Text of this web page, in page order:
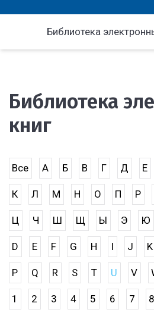
Библиотека
Библиотека
книг
Все А Б В Г Д Е
К Л М Н О П Р
Ц Ч Ш Щ Ы Э Ю
D E F G H I J K
P Q R S T U V
1 2 3 4 5 6 7 8